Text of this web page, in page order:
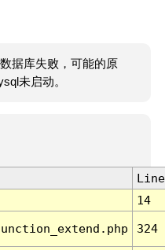
据库失败，可能的原
未启动。
Line
14
324